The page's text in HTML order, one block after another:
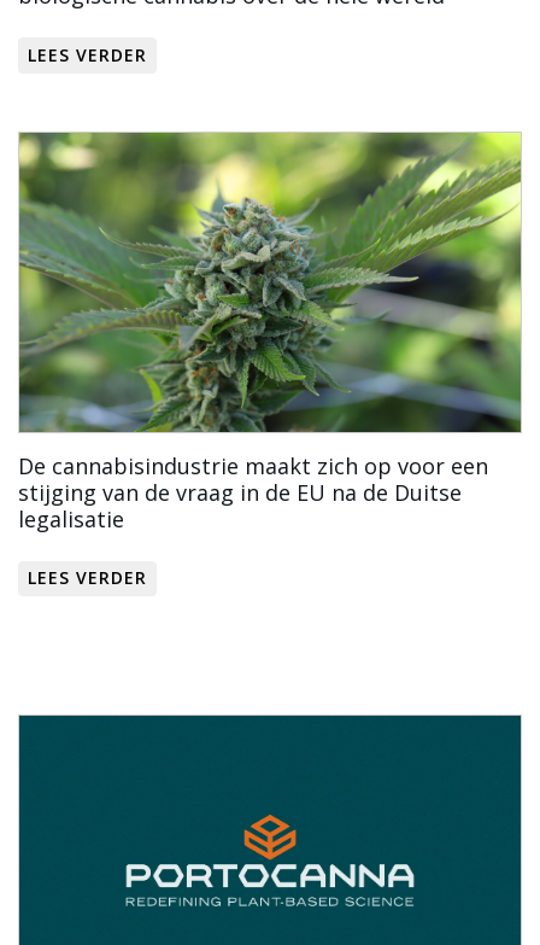
LEES VERDER
De cannabisindustrie maakt zich op voor een
stijging van de vraag in de EU na de Duitse
legalisatie
LEES VERDER